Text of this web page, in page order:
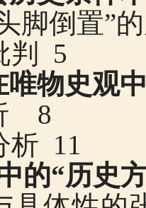
脚倒置”
5
唯物史观
8
析 11
的“历史